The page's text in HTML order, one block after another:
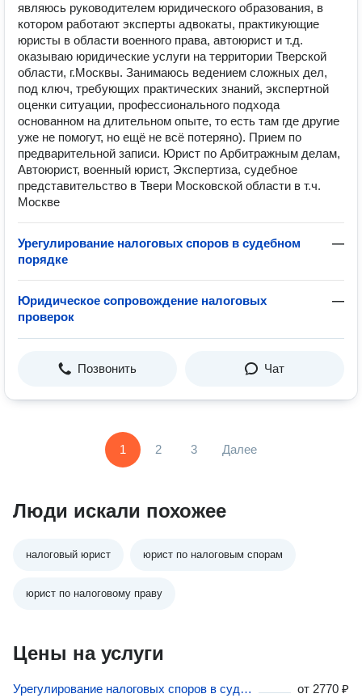
являюсь руководителем юридического образования, в
котором работают эксперты адвокаты, практикующие
юристы в области военного права, автоюрист и т.д.
оказываю юридические услуги на территории Тверской
области, г.Москвы. Занимаюсь ведением сложных дел,
под ключ, требующих практических знаний, экспертной
оценки ситуации, профессионального подхода
основанном на длительном опыте, то есть там где другие
уже не помогут, но ещё не всё потеряно). Прием по
предварительной записи. Юрист по Арбитражным делам,
Автоюрист, военный юрист, Экспертиза, судебное
представительство в Твери Московской области в т.ч.
Москве
Урегулирование налоговых споров в судебном
порядке
—
Юридическое сопровождение налоговых
проверок
—
Позвонить Чат
1 2 3 Далее
Люди искали похожее
налоговый юрист юрист по налоговым спорам
юрист по налоговому праву
Цены на услуги
Урегулирование налоговых споров в судебном порядке в Электростали от 2770 ₽